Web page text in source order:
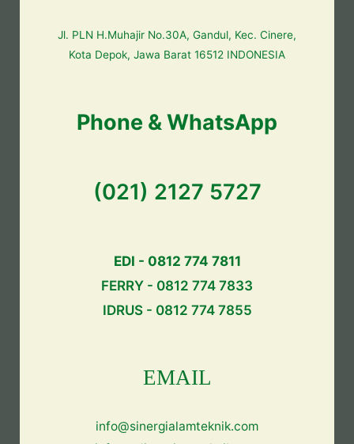
Jl. PLN H.Muhajir No.30A, Gandul, Kec. Cinere,
Kota Depok, Jawa Barat 16512 INDONESIA
Phone & WhatsApp
(021) 2127 5727
EDI - 0812 774 7811
FERRY - 0812 774 7833
IDRUS - 0812 774 7855
EMAIL
info@sinergialamteknik.com